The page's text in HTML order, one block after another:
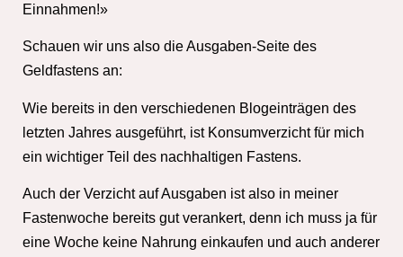
Einnahmen!»
Schauen wir uns also die Ausgaben-Seite des
Geldfastens an:
Wie bereits in den verschiedenen Blogeinträgen des
letzten Jahres ausgeführt, ist Konsumverzicht für mich
ein wichtiger Teil des nachhaltigen Fastens.
Auch der Verzicht auf Ausgaben ist also in meiner
Fastenwoche bereits gut verankert, denn ich muss ja für
eine Woche keine Nahrung einkaufen und auch anderer